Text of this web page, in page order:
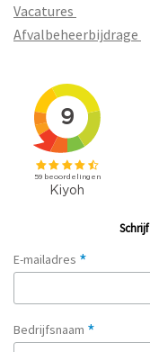
Vacatures
Afvalbeheerbijdrage
E-mailadres *
Bedrijfsnaam *